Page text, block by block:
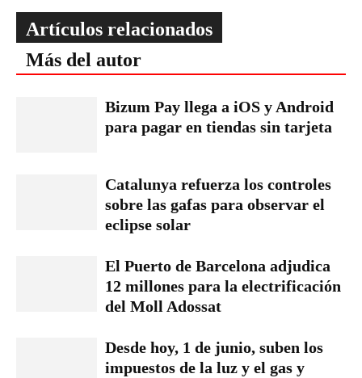
Artículos relacionados
Más del autor
Bizum Pay llega a iOS y Android
para pagar en tiendas sin tarjeta
Catalunya refuerza los controles
sobre las gafas para observar el
eclipse solar
El Puerto de Barcelona adjudica
12 millones para la electrificación
del Moll Adossat
Desde hoy, 1 de junio, suben los
impuestos de la luz y el gas y